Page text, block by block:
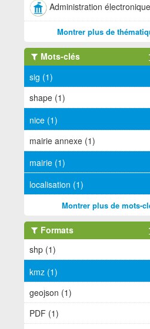
Administration
Montrer plus de
Mots-clés
sig (1)
shape (1)
nice (1)
mairie annexe (1)
mairie (1)
localisation (1)
Montrer plus de mots-
Formats
shp (1)
kmz (1)
geojson (1)
PDF (1)